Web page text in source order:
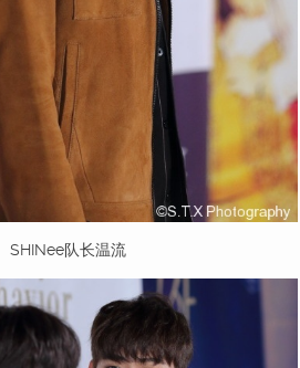
SHINee队长温流